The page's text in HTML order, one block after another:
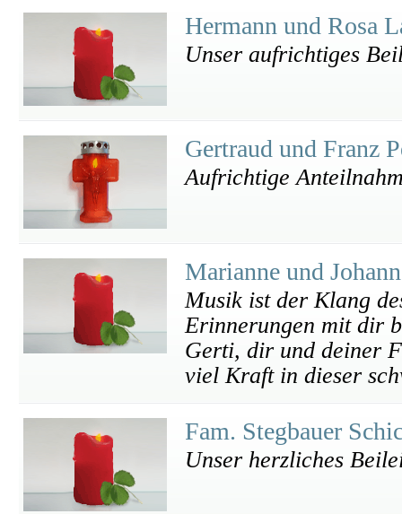
Hermann und Rosa
Unser aufrichtiges
Gertraud und Franz
Aufrichtige
Marianne und
Musik ist der Klang
Erinnerungen mit dir
Gerti, dir und deiner
viel Kraft in dieser
Fam. Stegbauer
Unser herzliches